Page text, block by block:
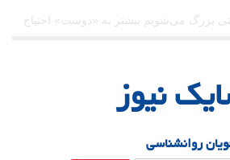
بزرگ می‌شویم بیشتر به «دوست» احتیاج
نیوز
روانشناسی